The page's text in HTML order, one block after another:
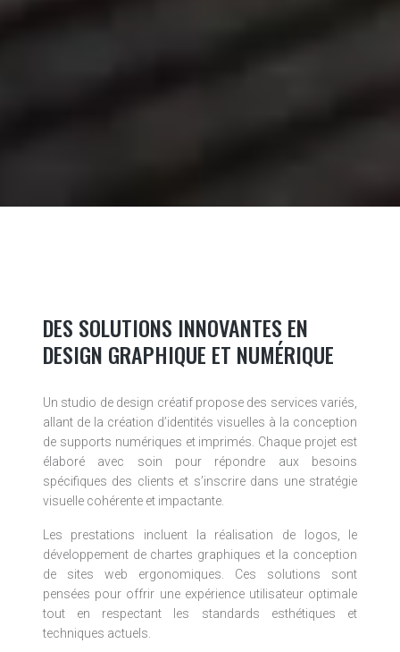
DES SOLUTIONS INNOVANTES EN
DESIGN GRAPHIQUE ET NUMÉRIQUE
Un studio de design créatif propose des services variés,
allant de la création d’identités visuelles à la conception
de supports numériques et imprimés. Chaque projet est
élaboré avec soin pour répondre aux besoins
spécifiques des clients et s’inscrire dans une stratégie
visuelle cohérente et impactante.
Les prestations incluent la réalisation de logos, le
développement de chartes graphiques et la conception
de sites web ergonomiques. Ces solutions sont
pensées pour offrir une expérience utilisateur optimale
tout en respectant les standards esthétiques et
techniques actuels.